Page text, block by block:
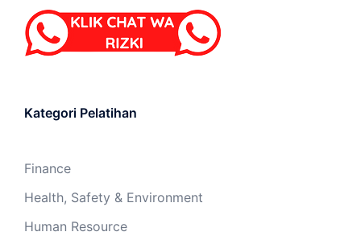
Kategori Pelatihan
Finance
Health, Safety & Environment
Human Resource